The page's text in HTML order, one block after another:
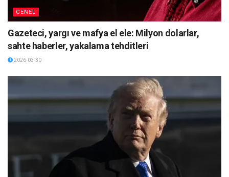
GENEL
Gazeteci, yargı ve mafya el ele: Milyon dolarlar,
sahte haberler, yakalama tehditleri
2026-03-30